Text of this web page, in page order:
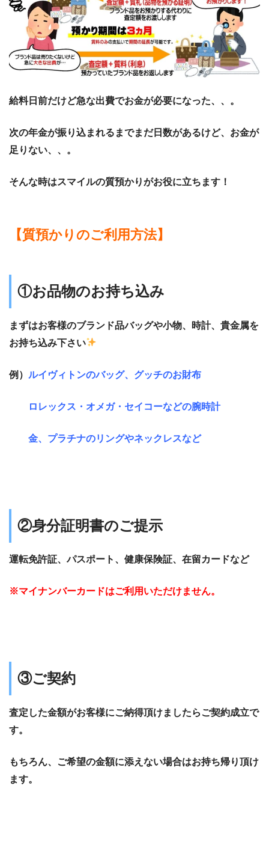
給料日前だけど急な出費でお金が必要になった、、。
次の年金が振り込まれるまでまだ日数があるけど、お金が
足りない、、。
そんな時はスマイルの質預かりがお役に立ちます！
【質預かりのご利用方法】
①お品物のお持ち込み
まずはお客様のブランド品バッグや小物、時計、貴金属を
お持ち込み下さい
例） ルイヴィトンのバッグ、グッチのお財布
ロレックス・オメガ・セイコーなどの腕時計
金、プラチナのリングやネックレスなど
②身分証明書のご提示
運転免許証、パスポート、健康保険証、在留カードなど
※マイナンバーカードはご利用いただけません。
③ご契約
査定した金額がお客様にご納得頂けましたらご契約成立で
す。
もちろん、ご希望の金額に添えない場合はお持ち帰り頂け
ます。